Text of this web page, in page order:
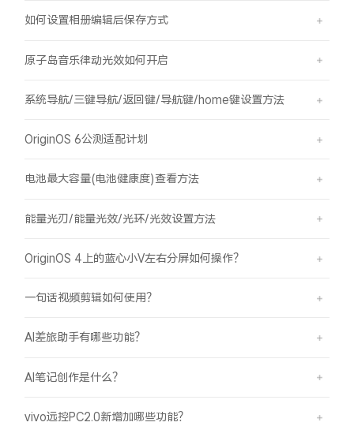
如何设置相册编辑后保存方式
原子岛音乐律动光效如何开启
系统导航/三键导航/返回键/导航键/home键设置方法
OriginOS 6公测适配计划
电池最大容量(电池健康度)查看方法
能量光刃/能量光效/光环/光效设置方法
OriginOS 4上的蓝心小V左右分屏如何操作？
一句话视频剪辑如何使用？
AI差旅助手有哪些功能？
AI笔记创作是什么？
vivo远控PC2.0新增加哪些功能？